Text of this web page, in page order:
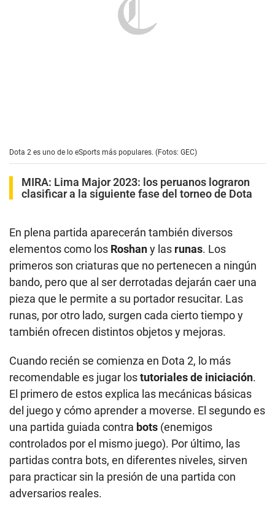
Dota 2 es uno de lo eSports más populares. (Fotos: GEC)
MIRA: Lima Major 2023: los peruanos lograron
clasificar a la siguiente fase del torneo de Dota
En plena partida aparecerán también diversos
elementos como los Roshany las runas. Los
primeros son criaturas que no pertenecen a ningún
bando, pero que al ser derrotadas dejarán caer una
pieza que le permite a su portador resucitar. Las
runas, por otro lado, surgen cada cierto tiempo y
también ofrecen distintos objetos y mejoras.
Cuando recién se comienza en Dota 2, lo más
recomendable es jugar lostutoriales de iniciación.
El primero de estos explica las mecánicas básicas
del juego y cómo aprender a moverse. El segundo es
una partida guiada contra bots (enemigos
controlados por el mismo juego). Por último, las
partidas contra bots, en diferentes niveles, sirven
para practicar sin la presión de una partida con
adversarios reales.